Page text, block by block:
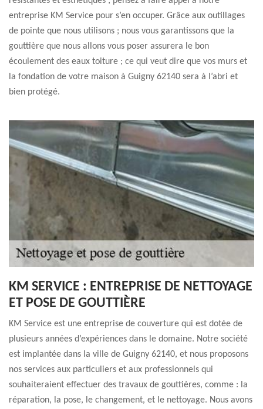
entreprise KM Service pour s’en occuper. Grâce aux outillages
de pointe que nous utilisons ; nous vous garantissons que la
gouttière que nous allons vous poser assurera le bon
écoulement des eaux toiture ; ce qui veut dire que vos murs et
la fondation de votre maison à Guigny 62140 sera à l’abri et
bien protégé.
KM SERVICE : ENTREPRISE DE NETTOYAGE
ET POSE DE GOUTTIÈRE
KM Service est une entreprise de couverture qui est dotée de
plusieurs années d’expériences dans le domaine. Notre société
est implantée dans la ville de Guigny 62140, et nous proposons
nos services aux particuliers et aux professionnels qui
souhaiteraient effectuer des travaux de gouttières, comme : la
réparation, la pose, le changement, et le nettoyage. Nous avons